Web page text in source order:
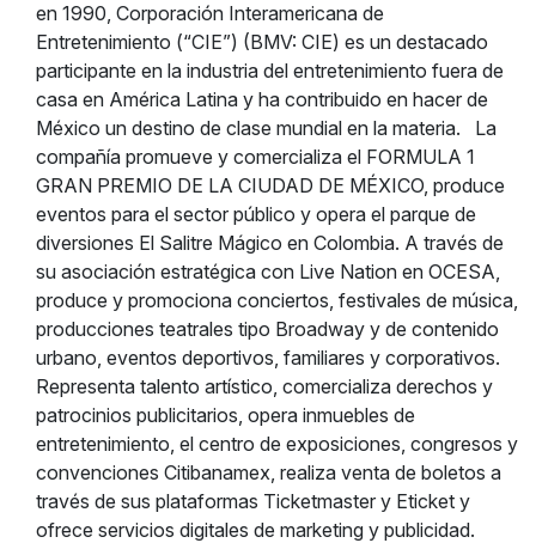
en 1990, Corporación Interamericana de
Entretenimiento (“CIE”) (BMV: CIE) es un destacado
participante en la industria del entretenimiento fuera de
casa en América Latina y ha contribuido en hacer de
México un destino de clase mundial en la materia.
La
compañía promueve y comercializa el FORMULA 1
GRAN PREMIO DE LA CIUDAD DE MÉXICO, produce
eventos para el sector público y opera el parque de
diversiones El Salitre Mágico en Colombia. A través de
su asociación estratégica con Live Nation en OCESA,
produce y promociona conciertos, festivales de música,
producciones teatrales tipo Broadway y de contenido
urbano, eventos deportivos, familiares y corporativos.
Representa talento artístico, comercializa derechos y
patrocinios publicitarios, opera inmuebles de
entretenimiento, el centro de exposiciones, congresos y
convenciones Citibanamex, realiza venta de boletos a
través de sus plataformas Ticketmaster y Eticket y
ofrece servicios digitales de marketing y publicidad.